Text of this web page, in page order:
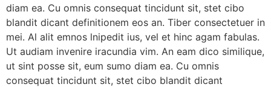
diam ea. Cu omnis consequat tincidunt sit, stet cibo
blandit dicant definitionem eos an. Tiber consectetuer in
mei. Al alit emnos lnipedit ius, vel et hinc agam fabulas.
Ut audiam invenire iracundia vim. An eam dico similique,
ut sint posse sit, eum sumo diam ea. Cu omnis
consequat tincidunt sit, stet cibo blandit dicant